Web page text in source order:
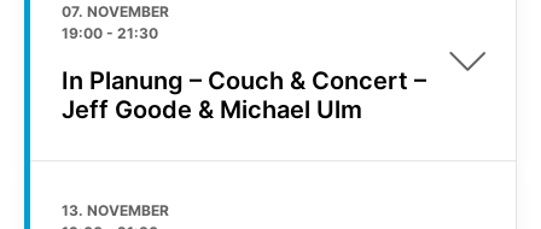
07. NOVEMBER
19:00 - 21:30
In Planung – Couch & Concert –
Jeff Goode & Michael Ulm
13. NOVEMBER